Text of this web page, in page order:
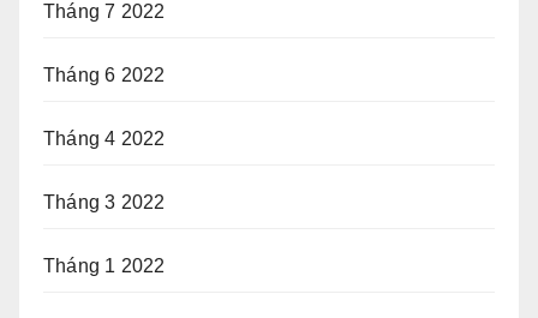
Tháng 7 2022
Tháng 6 2022
Tháng 4 2022
Tháng 3 2022
Tháng 1 2022